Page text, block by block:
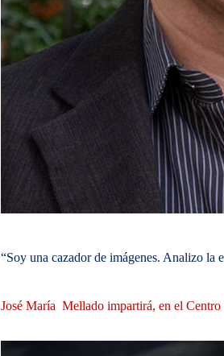
“Soy una cazador de imágenes. Analizo la
José María Mellado impartirá, en el